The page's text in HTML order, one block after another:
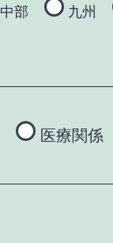
中部
九州
医療関係